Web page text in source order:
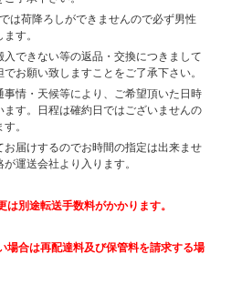
は荷降ろしができませんので必ず男性
す。
入できない等の返品・交換につきまして
お願い致しますことをご了承下さい。
事情・天候等により、ご希望頂いた日時
す。日程は確約日ではございませんの
。
お届けするのでお時間の指定は出来ませ
運送会社より入ります。
別途転送手数料がかかります。
合は再配達料及び保管料を請求する場